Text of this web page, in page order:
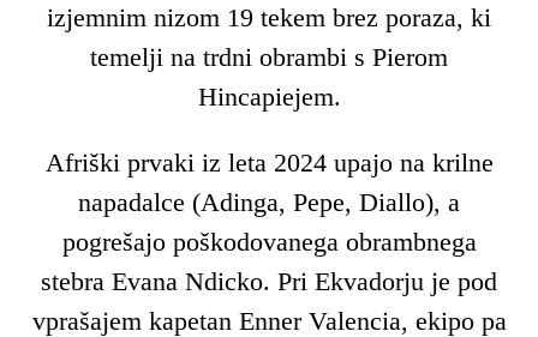
izjemnim nizom 19 tekem brez poraza, ki
temelji na trdni obrambi s Pierom
Hincapiejem.
Afriški prvaki iz leta 2024 upajo na krilne
napadalce (Adinga, Pepe, Diallo), a
pogrešajo poškodovanega obrambnega
stebra Evana Ndicko. Pri Ekvadorju je pod
vprašajem kapetan Enner Valencia, ekipo pa